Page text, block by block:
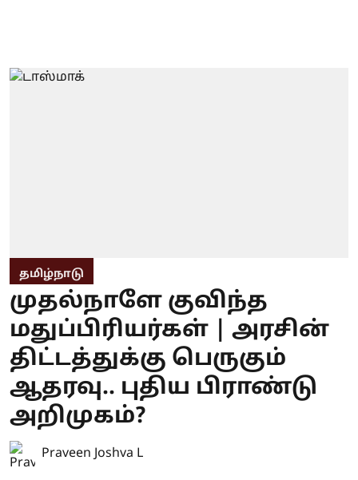
தமிழ்நாடு
முதல்நாளே குவிந்த
மதுப்பிரியர்கள் | அரசின்
திட்டத்துக்கு பெருகும்
ஆதரவு.. புதிய பிராண்டு
அறிமுகம்?
Praveen Joshva L